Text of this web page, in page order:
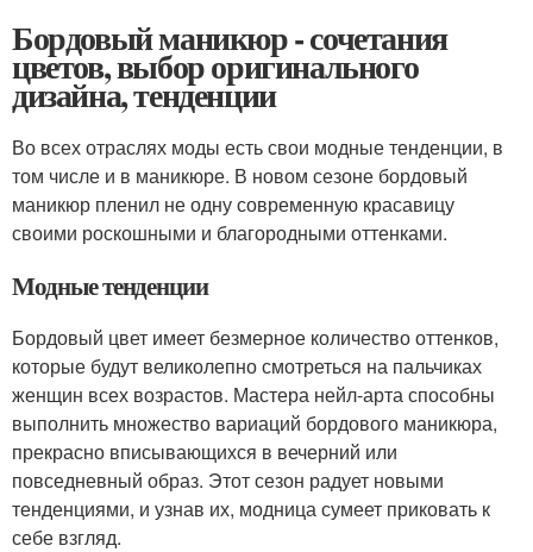
Бордовый маникюр - сочетания
цветов, выбор оригинального
дизайна, тенденции
Во всех отраслях моды есть свои модные тенденции, в
том числе и в маникюре. В новом сезоне бордовый
маникюр пленил не одну современную красавицу
своими роскошными и благородными оттенками.
Модные тенденции
Бордовый цвет имеет безмерное количество оттенков,
которые будут великолепно смотреться на пальчиках
женщин всех возрастов. Мастера нейл-арта способны
выполнить множество вариаций бордового маникюра,
прекрасно вписывающихся в вечерний или
повседневный образ. Этот сезон радует новыми
тенденциями, и узнав их, модница сумеет приковать к
себе взгляд.